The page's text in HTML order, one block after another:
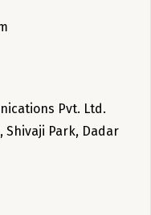
Pvt. Ltd.
Shivaji Park, Dadar